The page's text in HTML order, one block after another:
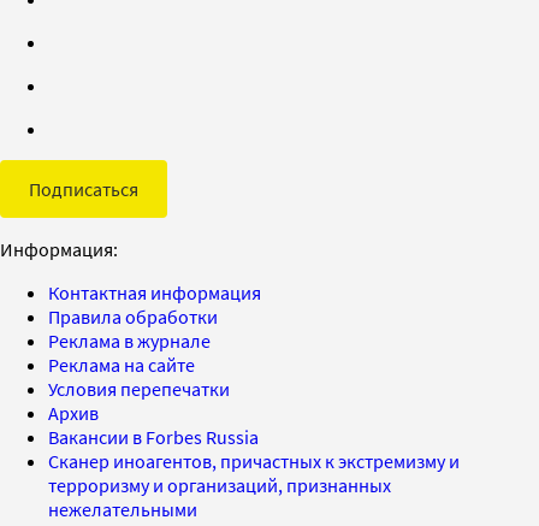
Подписаться
Информация:
Контактная информация
Правила обработки
Реклама в журнале
Реклама на сайте
Условия перепечатки
Архив
Вакансии в Forbes Russia
Сканер иноагентов, причастных к экстремизму и
терроризму и организаций, признанных
нежелательными